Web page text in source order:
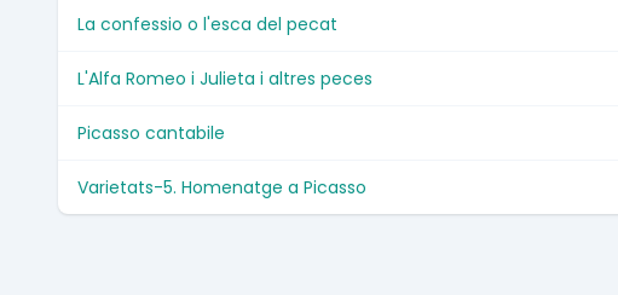
La confessio o l'esca del pecat
L'Alfa Romeo i Julieta i altres peces
Picasso cantabile
Varietats-5. Homenatge a Picasso